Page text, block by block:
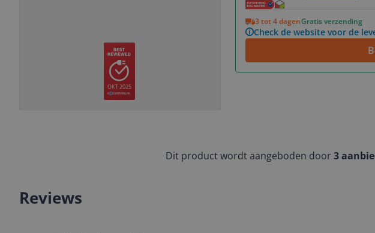
OKT 2025
3 tot 4 dagenGratis verzending
Check de website voor de
Dit product wordt aangeboden door3
Reviews